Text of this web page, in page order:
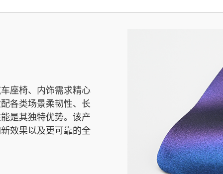
座椅、内饰需求精心
各类场景柔韧性、长
是其独特优势。该产
效果以及更可靠的全